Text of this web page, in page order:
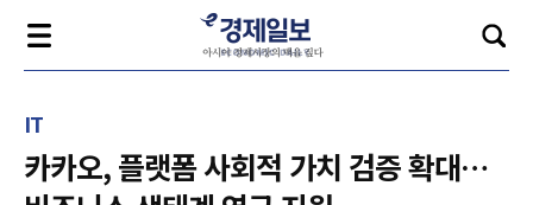
IT
카카오, 플랫폼 사회적 가치 검증 확대…